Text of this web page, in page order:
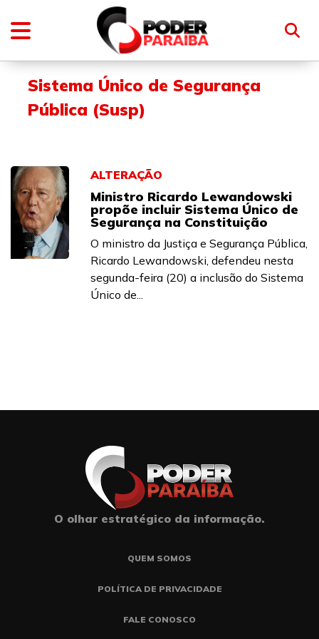
Sistema Único de Segurança
Pública (Susp)
ALTERAÇÃO
Ministro Ricardo Lewandowski
propõe incluir Sistema Único de
Segurança na Constituição
O ministro da Justiça e Segurança Pública,
Ricardo Lewandowski, defendeu nesta
segunda-feira (20) a inclusão do Sistema
Único de...
O olhar estratégico da informação.
QUEM SOMOS
POLÍTICA DE PRIVACIDADE
FALE CONOSCO